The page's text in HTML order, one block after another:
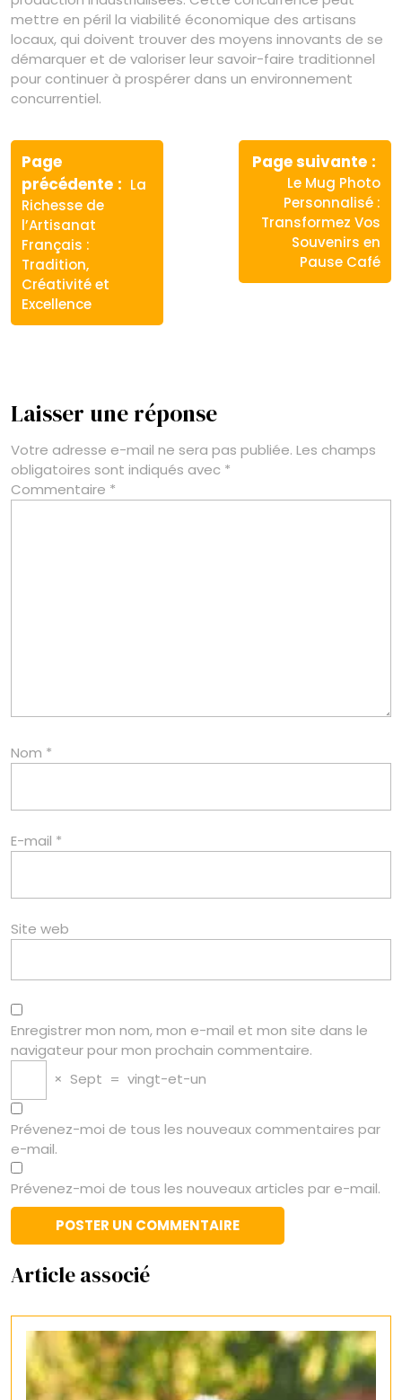
mettre en péril la viabilité économique des artisans
locaux, qui doivent trouver des moyens innovants de se
démarquer et de valoriser leur savoir-faire traditionnel
pour continuer à prospérer dans un environnement
concurrentiel.
Navigation
de
l’article
Page
précédente
Article
La
Richesse de
l’Artisanat
Français :
Tradition,
Créativité et
Excellence
Page suivante
Article
suivant
:
Le Mug Photo
Personnalisé :
Transformez Vos
Souvenirs en
Pause Café
Laisser une réponse
Votre adresse e-mail ne sera pas publiée. Les champs
obligatoires sont indiqués avec *
Commentaire *
Nom *
E-mail *
Site web
Enregistrer mon nom, mon e-mail et mon site dans le
navigateur pour mon prochain commentaire.
× Sept = vingt-et-un
Prévenez-moi de tous les nouveaux commentaires par
e-mail.
Prévenez-moi de tous les nouveaux articles par e-mail.
Article associé